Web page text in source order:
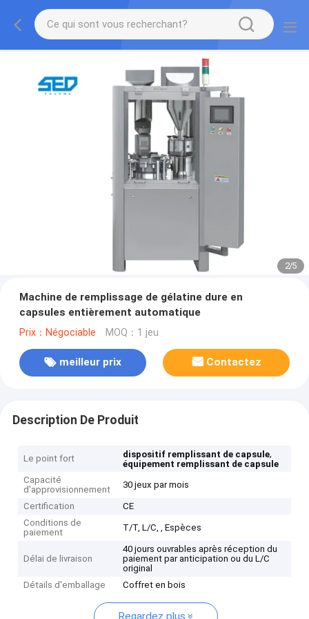
2/5
Machine de remplissage de gélatine dure en
capsules entièrement automatique
Prix：Négociable MOQ：1 jeu
meilleur prix Contactez
Description De Produit
Le point fort dispositif remplissant de capsule,
équipement remplissant de capsule
Capacité
d'approvisionnement
30 jeux par mois
Certification
CE
Conditions de
paiement
T/T, L/C, , Espèces
Délai de livraison
40 jours ouvrables après réception du
paiement par anticipation ou du L/C
original
Détails d'emballage
Coffret en bois
Regardez plus